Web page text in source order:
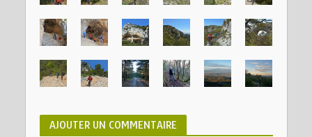
AJOUTER UN COMMENTAIRE